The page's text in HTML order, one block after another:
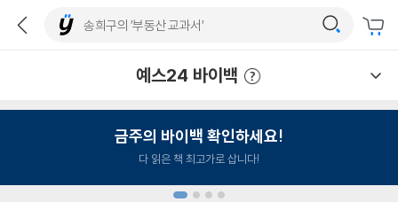
예스24 바이백
금주의 바이백 확인하세요!
다 읽은 책 최고가로 삽니다!